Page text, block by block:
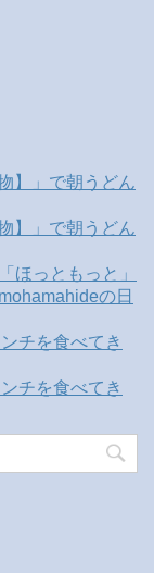
】」で朝うどん
】」で朝うどん
「ほっともっと」
の日
チを食べてき
チを食べてき